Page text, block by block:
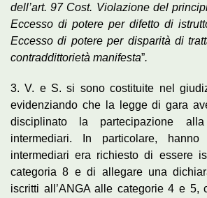
dell’art. 97 Cost. Violazione del
Eccesso di potere per difetto di
Eccesso di potere per disparità di
contraddittorietà manifesta”.
3. V. e S. si sono costituite nel
evidenziando che la legge di gara
disciplinato la partecipazione
intermediari. In particolare,
intermediari era richiesto di essere
categoria 8 e di allegare una
iscritti all’ANGA alle categorie 4 e 5,